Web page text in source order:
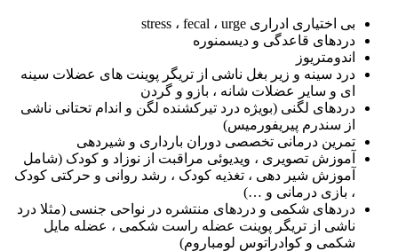
بی اختیاری ادراری stress ، fecal ، urge
دردهای قاعدگی و دیسمنوره
اندومتریوز
درد سینه و زیر بغل ناشی از تریگر پوینت های عضلات سینه
ای و سایر عضلات شانه ، بازو و گردن
دردهای لگنی (بویژه درد تیرکشنده لگن و اندام تحتانی ناشی
از سندرم پیریفورمیس)
تمرین درمانی تخصصی دوران بارداری و شیردهی
آموزش تصویری ، ویدیوئی مراقبت از نوزاد و کودک (شامل
آموزش شیر دهی ، تغذیه کودک ، رشد روانی و حرکتی کودک
، بازی درمانی و …)
دردهای شکمی و دردهای منتشره در نواحی جنسی (مثلا درد
ناشی از تریگر پوینت عضله راست شکمی ، عضله مایل
شکمی و کوادراتوس لومباروم)